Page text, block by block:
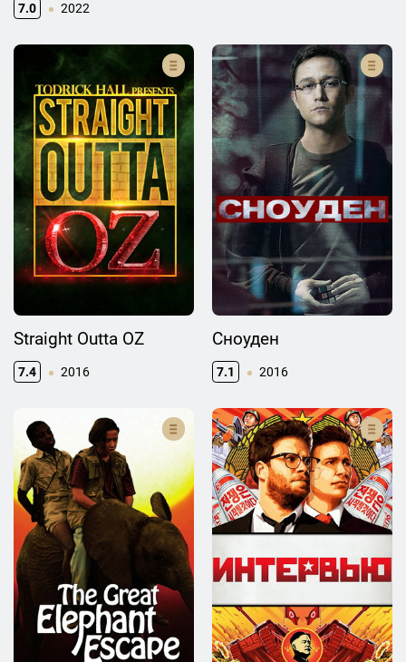
7.0 2022
Straight Outta OZ
7.4 2016
Сноуден
7.1 2016